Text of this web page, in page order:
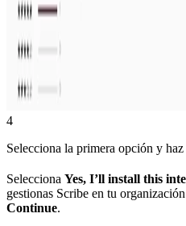
4
Selecciona la primera opción y
Selecciona Yes, I’ll install this
gestionas Scribe en tu
Continue.